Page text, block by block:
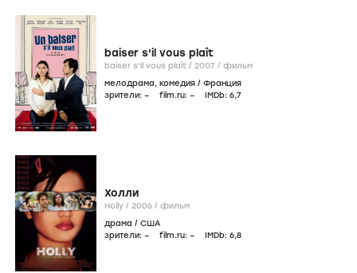
baiser s'il vous plaît
baiser s'il vous plaît / 2007 / фильм
мелодрама, комедия / Франция
зрители: – film.ru: – IMDb: 6,7
Холли
Holly / 2006 / фильм
драма / США
зрители: – film.ru: – IMDb: 6,8